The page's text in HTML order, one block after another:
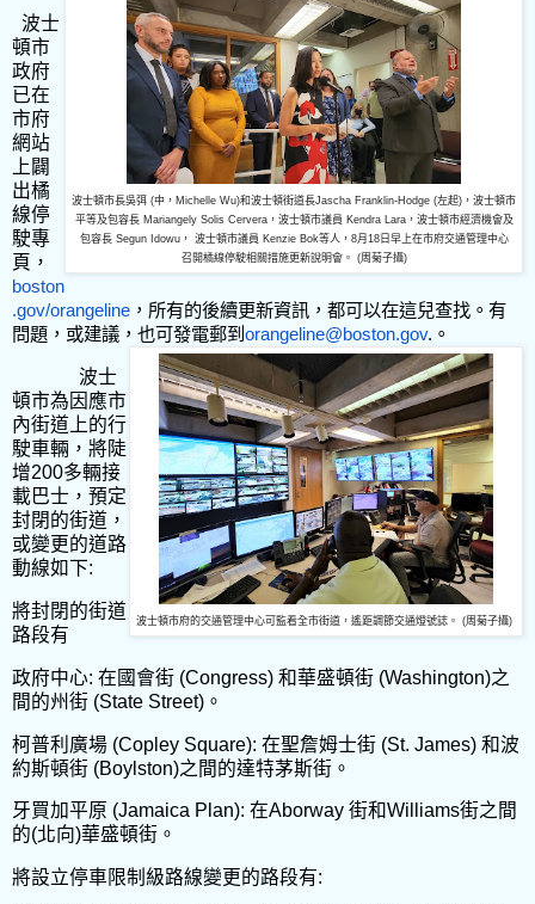
波士頓市長吳弭 (中，Michelle Wu)和波士頓街道長Jascha Franklin-Hodge (左起)，波士頓市
平等及包容長Mariangely Solis Cervera，波士頓市議員 Kendra Lara，波士頓市經濟機會及
包容長 Segun Idowu， 波士頓市議員 Kenzie Bok等人，8月18日早上在市府交通管理中心
召開橘線停駛相關措施更新說明會。 (周菊子攝)
波士
頓市
政府
已在
市府
網站
上闢
出橘
線停
駛專
頁，
boston
.gov/orangeline ，所有的後續更新資訊，都可以在這兒查找。有
問題，或建議，也可發電郵到 orangeline@boston.gov. 。
波士頓市府的交通管理中心可監看全市街道，遙距調節交通燈號誌。 (周菊子攝)
波士
頓市為因應市
內街道上的行
駛車輛，將陡
增200多輛接
載巴士，預定
封閉的街道，
或變更的道路
動線如下:
將封閉的街道
路段有
政府中心: 在國會街 (Congress) 和華盛頓街 (Washington)之
間的州街 (State Street) 。
柯普利廣場 (Copley Square): 在聖詹姆士街 (St. James) 和波
約斯頓街 (Boylston)之間的達特茅斯街。
牙買加平原 (Jamaica Plan): 在Aborway 街和Williams街之間
的(北向)華盛頓街。
將設立停車限制級路線變更的路段有: